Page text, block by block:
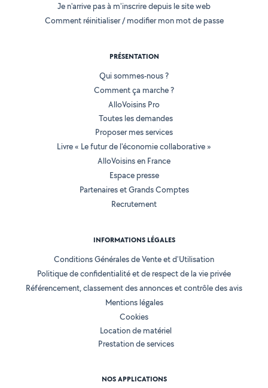
Je n'arrive pas à m'inscrire depuis le site web
Comment réinitialiser / modifier mon mot de passe
PRÉSENTATION
Qui sommes-nous ?
Comment ça marche ?
AlloVoisins Pro
Toutes les demandes
Proposer mes services
Livre « Le futur de l'économie collaborative »
AlloVoisins en France
Espace presse
Partenaires et Grands Comptes
Recrutement
INFORMATIONS LÉGALES
Conditions Générales de Vente et d'Utilisation
Politique de confidentialité et de respect de la vie privée
Référencement, classement des annonces et contrôle des avis
Mentions légales
Cookies
Location de matériel
Prestation de services
NOS APPLICATIONS